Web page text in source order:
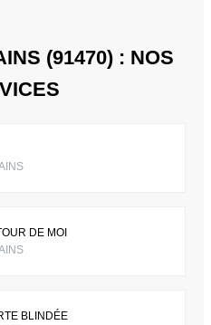
(91470) : NOS
DE MOI
BLINDÉE